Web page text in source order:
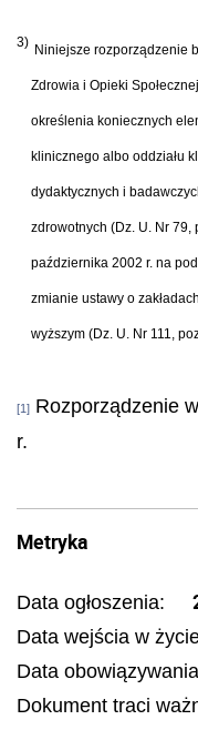
3) Niniejsze rozporządzenie
Zdrowia i Opieki
określenia koniecznych
klinicznego albo oddziału
dydaktycznych i
zdrowotnych (Dz. U. Nr 79,
października 2002 r. na
zmianie ustawy o
wyższym (Dz. U. Nr 111,
[1] Rozporządzenie
r.
Metryka
Data ogłoszenia:
Data wejścia w
Data
Dokument traci